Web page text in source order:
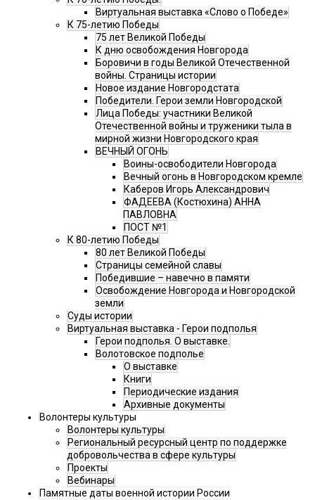
Виртуальная выставка «Слово о Победе»
К 75-летию Победы
75 лет Великой Победы
К дню освобождения Новгорода
Боровичи в годы Великой Отечественной
войны. Страницы истории
Новое издание Новгородстата
Победители. Герои земли Новгородской
Лица Победы: участники Великой
Отечественной войны и труженики тыла в
мирной жизни Новгородского края
ВЕЧНЫЙ ОГОНЬ
Воины-освободители Новгорода
Вечный огонь в Новгородском кремле
Каберов Игорь Александрович
ФАДЕЕВА (Костюхина) АННА
ПАВЛОВНА
ПОСТ №1
К 80-летию Победы
80 лет Великой Победы
Страницы семейной славы
Победившие – навечно в памяти
Освобождение Новгорода и Новгородской
земли
Суды истории
Виртуальная выставка - Герои подполья
Герои подполья. О выставке.
Волотовское подполье
О выставке
Книги
Периодические издания
Архивные документы
Волонтеры культуры
Волонтеры культуры
Региональный ресурсный центр по поддержке
добровольчества в сфере культуры
Проекты
Вебинары
Памятные даты военной истории России